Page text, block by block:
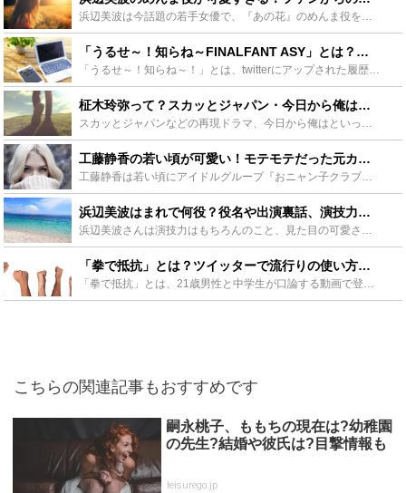
浜辺美波は今話題の若手女優で、『あの花』のめんま役を演じたのをきっかけに注目を集めました。めんまは難しく大変な役柄ですが、浜辺美波は見事に演じ切りました。この記事では、浜辺美波の役作りの葛藤や役に対...
「うるせ～！知らね～FINALFANT ASY」とは？元ネタや炎上事件も - Leisurego(レジャーゴー)
「うるせ～！知らね～！」とは、twitterにアップされた履歴書に書かれていた言葉。その後ツイートは話題となり「うるせ～！知らね～！FINALFANT ASY」という文面でネット用語として取り上げら...
柾木玲弥って？スカッとジャパン・今日から俺はで人気のその素顔とは！ - Leisurego(レジャーゴー)
スカッとジャパンなどの再現ドラマ、今日から俺はといった話題になった連続ドラマで、一躍人気となった若手俳優の柾木玲弥。現在は所属していた事務所を脱退して独立して活動しています。今回は柾木玲弥にスポット...
工藤静香の若い頃が可愛い！モテモテだった元カレ遍歴と現在の劣化の原因は？ - Leisurego(レジャーゴー)
工藤静香は若い頃にアイドルグループ『おニャン子クラブ』メンバーとして絶大な人気でした。解散後もソロの歌手としてヒット曲を連発。実はヤンキーキャラで元彼は大物芸能人だらけ？若いころの工藤静香の人気の理...
浜辺美波はまれで何役？役名や出演裏話、演技力が光るシーンもご紹介！ - Leisurego(レジャーゴー)
浜辺美波さんは演技力はもちろんのこと、見た目の可愛さや透明感が話題となりブレイクした石川県出身の女優です。ブレイクのきっかけとなったのが朝の人気テレビ小説「まれ」です。浜辺美波さんはまれで何役なのか...
「拳で抵抗」とは？ツイッターで流行りの使い方や元ネタについてご紹介！ - Leisurego(レジャーゴー)
「拳で抵抗」とは、21歳男性と中学生が口論する動画で登場した言葉。この動画は瞬く間に拡散されて話題になり、さらに「拳で抵抗」ポーズがプリクラなどでも注目を集めました。一体このポーズにはどんな意味が？...
こちらの関連記事もおすすめです
嗣永桃子、ももちの現在は?幼稚園
の先生?結婚や彼氏は?目撃情報も
leisurego.jp